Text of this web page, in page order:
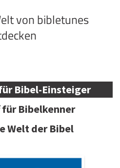
von bibletunes
Bibel-Einsteiger
für Bibelkenner
Welt der Bibel